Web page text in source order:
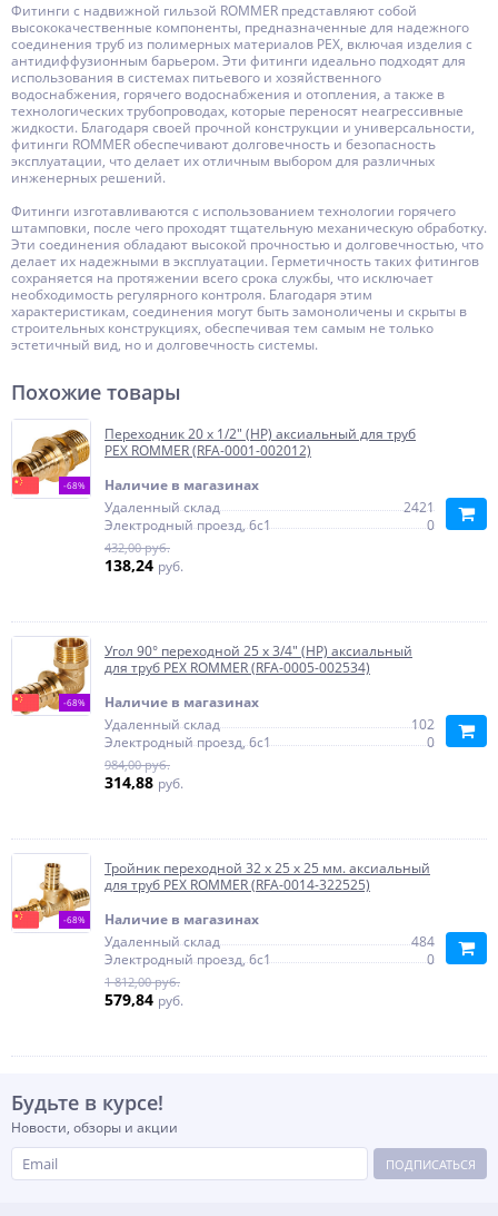
Фитинги с надвижной гильзой ROMMER представляют собой
высококачественные компоненты, предназначенные для надежного
соединения труб из полимерных материалов PEX, включая изделия с
антидиффузионным барьером. Эти фитинги идеально подходят для
использования в системах питьевого и хозяйственного
водоснабжения, горячего водоснабжения и отопления, а также в
технологических трубопроводах, которые переносят неагрессивные
жидкости. Благодаря своей прочной конструкции и универсальности,
фитинги ROMMER обеспечивают долговечность и безопасность
эксплуатации, что делает их отличным выбором для различных
инженерных решений.
Фитинги изготавливаются с использованием технологии горячего
штамповки, после чего проходят тщательную механическую обработку.
Эти соединения обладают высокой прочностью и долговечностью, что
делает их надежными в эксплуатации. Герметичность таких фитингов
сохраняется на протяжении всего срока службы, что исключает
необходимость регулярного контроля. Благодаря этим
характеристикам, соединения могут быть замоноличены и скрыты в
строительных конструкциях, обеспечивая тем самым не только
эстетичный вид, но и долговечность системы.
Похожие товары
-68%
Переходник 20 x 1/2" (НР) аксиальный для труб
PEX ROMMER (RFA-0001-002012)
Наличие в магазинах
Удаленный склад
2421
Электродный проезд, 6с1
0
432,00 руб.
138,24 руб.
-68%
Угол 90° переходной 25 x 3/4" (НР) аксиальный
для труб PEX ROMMER (RFA-0005-002534)
Наличие в магазинах
Удаленный склад
102
Электродный проезд, 6с1
0
984,00 руб.
314,88 руб.
-68%
Тройник переходной 32 x 25 x 25 мм. аксиальный
для труб PEX ROMMER (RFA-0014-322525)
Наличие в магазинах
Удаленный склад
484
Электродный проезд, 6с1
0
1 812,00 руб.
579,84 руб.
Будьте в курсе!
Новости, обзоры и акции
ПОДПИСАТЬСЯ